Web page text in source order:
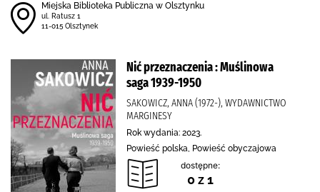
Miejska Biblioteka Publiczna w Olsztynku
ul. Ratusz 1
11-015 Olsztynek
Nić przeznaczenia : Muślinowa
saga 1939-1950
SAKOWICZ, ANNA (1972-), WYDAWNICTWO
MARGINESY
Rok wydania: 2023.
Powieść polska, Powieść obyczajowa
dostępne:
0 z 1